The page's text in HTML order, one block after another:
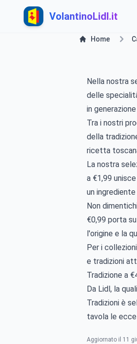
VolantinoLidl.it
Home
Nella nostra
delle
in
Tra i nostri
della
ricetta
La nostra
a €1,99
un
Non
€0,99 porta
l'origine e la
Per i
e tradizioni
Tradizione a
Da Lidl, la
Tradizioni è
tavola le
Aggiornato il 11